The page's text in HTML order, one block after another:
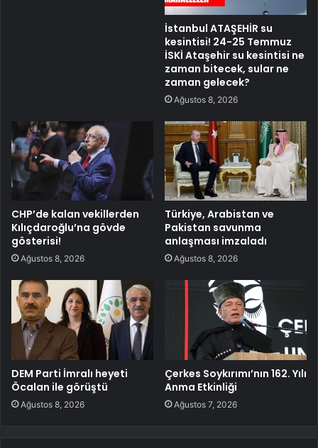
İstanbul ATAŞEHİR su
kesintisi! 24-25 Temmuz
İSKİ Ataşehir su kesintisi ne
zaman bitecek, sular ne
zaman gelecek?
Ağustos 8, 2026
CHP’de kalan vekillerden
Kılıçdaroğlu’na gövde
gösterisi!
Ağustos 8, 2026
Türkiye, Arabistan ve
Pakistan savunma
anlaşması imzaladı
Ağustos 8, 2026
DEM Parti İmralı heyeti
Öcalan ile görüştü
Ağustos 8, 2026
Çerkes Soykırımı’nın 162. Yılı
Anma Etkinliği
Ağustos 7, 2026